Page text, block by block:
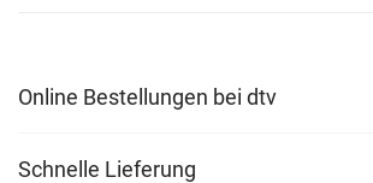
Online Bestellungen bei dtv
Schnelle Lieferung